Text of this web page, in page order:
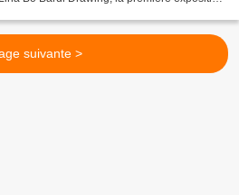
suivante >